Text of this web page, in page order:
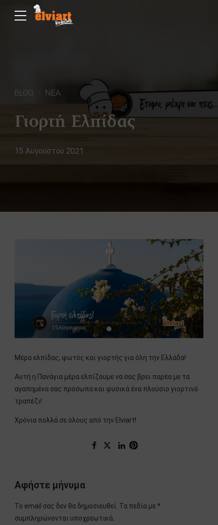
BLOG ΝΕΑ
Γιορτή Ελπίδας
15 Αυγούστου 2021
Μέρα ελπίδας, φωτός και γιορτής για όλη την Ελλάδα!
Αυτή η Πανάγια μέρα ελπίζουμε να σας βρει παρέα με τα
αγαπημένα σας πρόσωπα και φυσικά ένα πλούσιο γιορτινό
τραπέζι!
Χρόνια πολλά σε όλους από την Elviart!
Αφήστε μήνυμα
Το email σας δεν θα δημοσιευθεί. Τα πεδία με *
συμπληρώνονται υποχρεωτικά.